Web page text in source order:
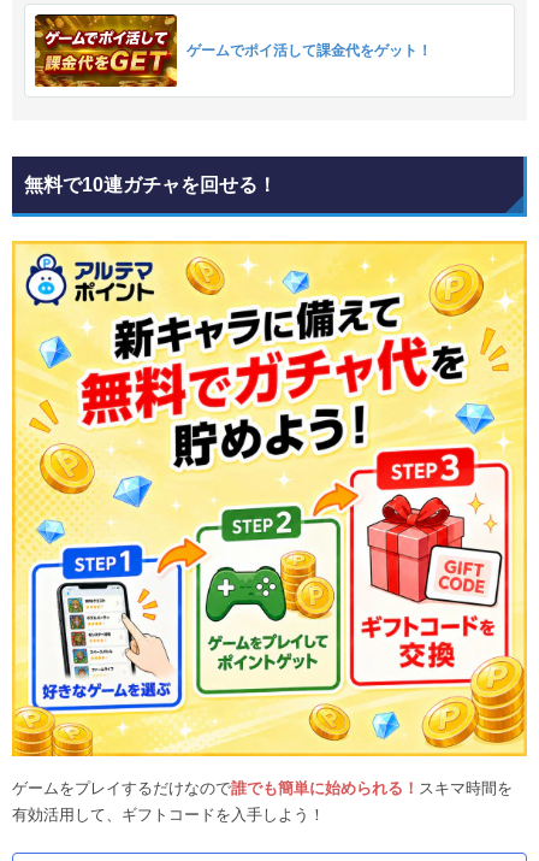
ゲームでポイ活して課金代をゲット！
無料で10連ガチャを回せる！
ゲームをプレイするだけなので誰でも簡単に始められる！ スキマ時間を
有効活用して、ギフトコードを入手しよう！